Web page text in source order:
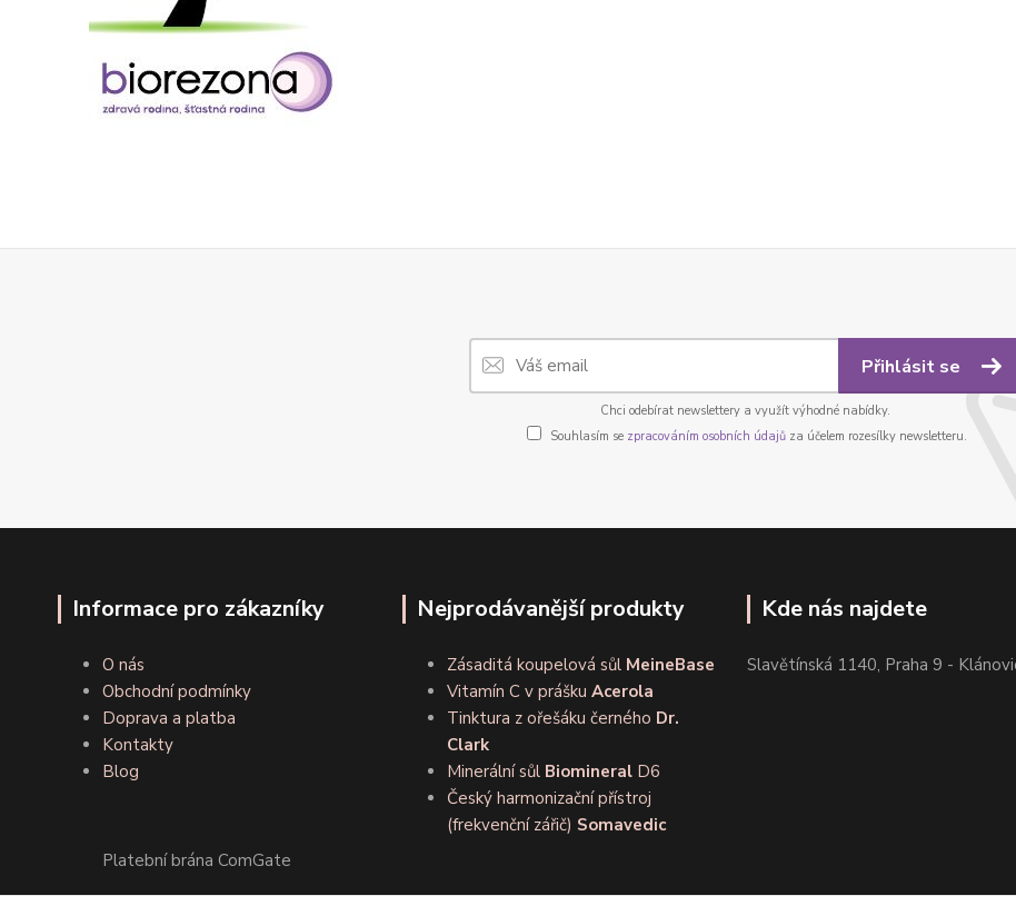
Přihlásit se
Chci odebírat newslettery a využít výhodné nabídky.
Souhlasím se zpracováním osobních údajů za účelem rozesílky newsletteru.
Informace pro zákazníky
O nás
Obchodní podmínky
Doprava a platba
Kontakty
Blog
Platební brána ComGate
Nejprodávanější produkty
Zásaditá koupelová sůl MeineBase
Vitamín C v prášku Acerola
Tinktura z ořešáku černého Dr.
Clark
Minerální sůl Biomineral D6
Český harmonizační přístroj
(frekvenční zářič) Somavedic
Kde nás najdete
Slavětínská 1140, Praha 9 -